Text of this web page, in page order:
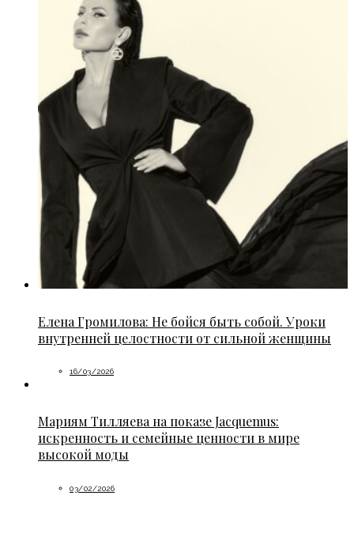
Елена Громилова: Не бойся быть собой. Уроки
внутренней целостности от сильной женщины
16/03/2026
Мариям Тилляева на показе Jacquemus:
искренность и семейные ценности в мире
высокой моды
03/02/2026